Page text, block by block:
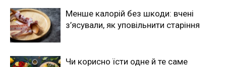
Менше калорій без шкоди: вчені
з’ясували, як уповільнити старіння
Чи корисно їсти одне й те саме